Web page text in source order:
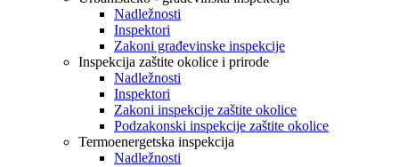
Nadležnosti
Inspektori
Zakoni građevinske inspekcije
Inspekcija zaštite okolice i prirode
Nadležnosti
Inspektori
Zakoni inspekcije zaštite okolice
Podzakonski inspekcije zaštite okolice
Termoenergetska inspekcija
Nadležnosti